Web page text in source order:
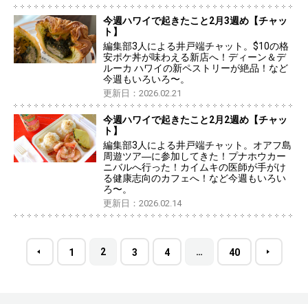
今週ハワイで起きたこと2月3週め【チャッ
ト】
編集部3人による井戸端チャット。$10の格
安ポケ丼が味わえる新店へ！ディーン＆デ
ルーカ ハワイの新ペストリーが絶品！など
今週もいろいろ〜。
更新日：2026.02.21
今週ハワイで起きたこと2月2週め【チャッ
ト】
編集部3人による井戸端チャット。オアフ島
周遊ツア―に参加してきた！プナホウカー
ニバルへ行った！カイムキの医師が手がけ
る健康志向のカフェへ！など今週もいろい
ろ〜。
更新日：2026.02.14
1 2 3 4 … 40